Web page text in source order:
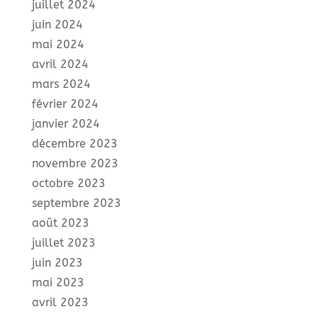
juillet 2024
juin 2024
mai 2024
avril 2024
mars 2024
février 2024
janvier 2024
décembre 2023
novembre 2023
octobre 2023
septembre 2023
août 2023
juillet 2023
juin 2023
mai 2023
avril 2023